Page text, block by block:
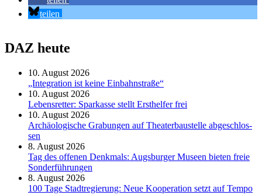
teilen
DAZ heute
10. August 2026
„Integration ist keine Einbahnstraße“
10. August 2026
Le­bens­ret­ter: Spar­kas­se stellt Erst­hel­fer frei
10. August 2026
Ar­chäo­lo­gi­sche Gra­bun­gen auf Thea­ter­bau­stel­le ab­ge­schlos­
sen
8. August 2026
Tag des offenen Denkmals: Augsburger Museen bieten freie
Sonderführungen
8. August 2026
100 Tage Stadtregierung: Neue Kooperation setzt auf Tempo